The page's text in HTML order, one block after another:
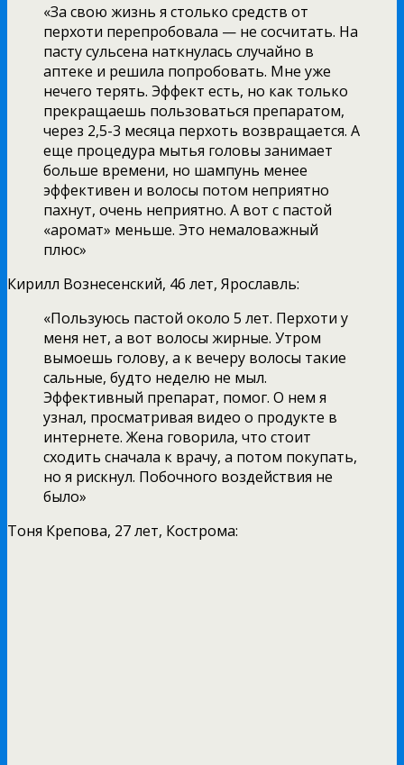
«За свою жизнь я столько средств от
перхоти перепробовала — не сосчитать. На
пасту сульсена наткнулась случайно в
аптеке и решила попробовать. Мне уже
нечего терять. Эффект есть, но как только
прекращаешь пользоваться препаратом,
через 2,5-3 месяца перхоть возвращается. А
еще процедура мытья головы занимает
больше времени, но шампунь менее
эффективен и волосы потом неприятно
пахнут, очень неприятно. А вот с пастой
«аромат» меньше. Это немаловажный
плюс»
Кирилл Вознесенский, 46 лет, Ярославль:
«Пользуюсь пастой около 5 лет. Перхоти у
меня нет, а вот волосы жирные. Утром
вымоешь голову, а к вечеру волосы такие
сальные, будто неделю не мыл.
Эффективный препарат, помог. О нем я
узнал, просматривая видео о продукте в
интернете. Жена говорила, что стоит
сходить сначала к врачу, а потом покупать,
но я рискнул. Побочного воздействия не
было»
Тоня Крепова, 27 лет, Кострома: